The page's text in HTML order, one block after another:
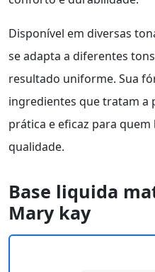
Disponível em diversas
se adapta a diferentes
resultado uniforme. Sua
ingredientes que tratam a
prática e eficaz para quem
qualidade.
Base liquida
Mary kay